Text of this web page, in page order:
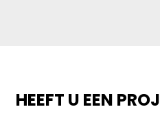
HEEFT U EEN